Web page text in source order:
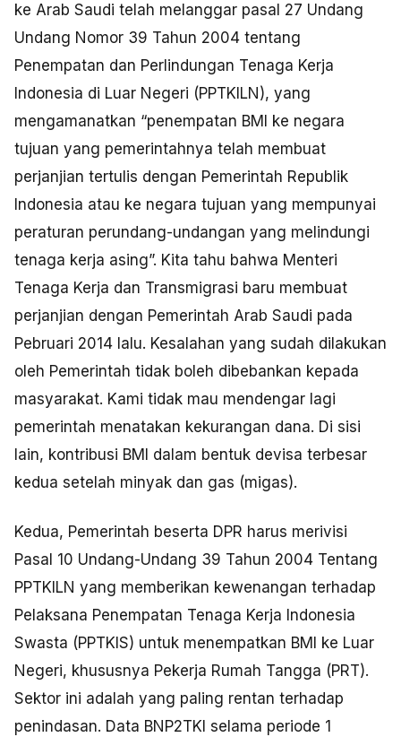
ke Arab Saudi telah melanggar pasal 27 Undang
Undang Nomor 39 Tahun 2004 tentang
Penempatan dan Perlindungan Tenaga Kerja
Indonesia di Luar Negeri (PPTKILN), yang
mengamanatkan “penempatan BMI ke negara
tujuan yang pemerintahnya telah membuat
perjanjian tertulis dengan Pemerintah Republik
Indonesia atau ke negara tujuan yang mempunyai
peraturan perundang-undangan yang melindungi
tenaga kerja asing”. Kita tahu bahwa Menteri
Tenaga Kerja dan Transmigrasi baru membuat
perjanjian dengan Pemerintah Arab Saudi pada
Pebruari 2014 lalu. Kesalahan yang sudah dilakukan
oleh Pemerintah tidak boleh dibebankan kepada
masyarakat. Kami tidak mau mendengar lagi
pemerintah menatakan kekurangan dana. Di sisi
lain, kontribusi BMI dalam bentuk devisa terbesar
kedua setelah minyak dan gas (migas).
Kedua, Pemerintah beserta DPR harus merivisi
Pasal 10 Undang-Undang 39 Tahun 2004 Tentang
PPTKILN yang memberikan kewenangan terhadap
Pelaksana Penempatan Tenaga Kerja Indonesia
Swasta (PPTKIS) untuk menempatkan BMI ke Luar
Negeri, khususnya Pekerja Rumah Tangga (PRT).
Sektor ini adalah yang paling rentan terhadap
penindasan. Data BNP2TKI selama periode 1